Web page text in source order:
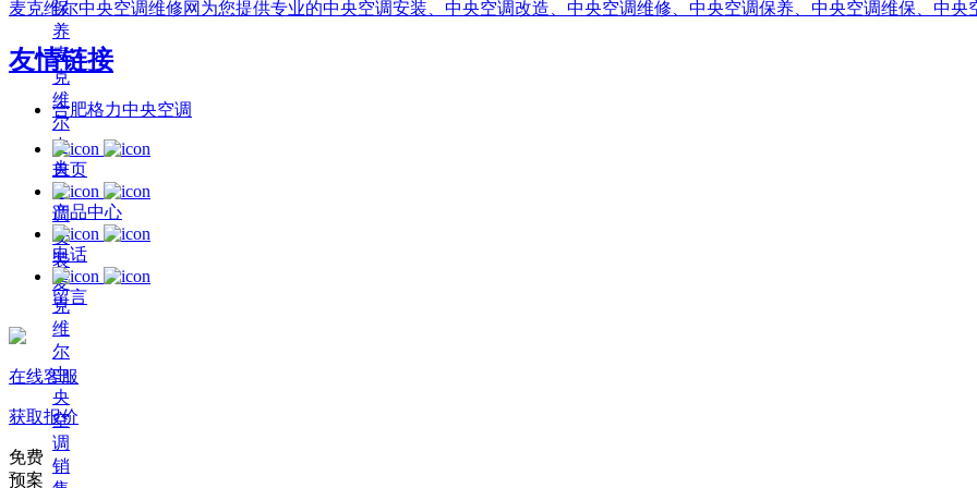
保
养
麦
克
维
尔
中
央
空
调
安
装
麦
克
维
尔
中
央
空
调
销
麦克维尔中央空调维修网为您提供专业的中央空调安装、中央空调改造、中央空调维修、中央空调保养、中央空调维保、中央
友情链接
合肥格力中央空调
首页
产品中心
电话
留言
在线客服
获取报价
免费
预案